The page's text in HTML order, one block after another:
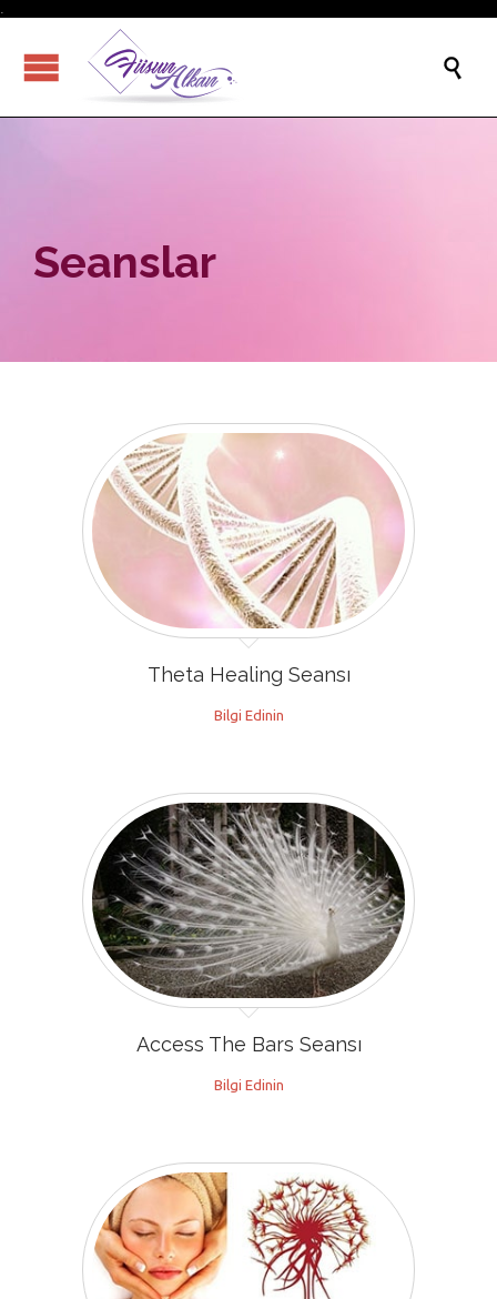
.

Seanslar
Theta Healing Seansı
Bilgi Edinin
Access The Bars Seansı
Bilgi Edinin